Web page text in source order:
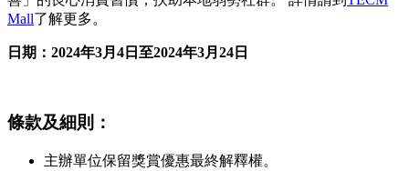
Mall了解更多。
日期：2024年3月4日至2024年3月24日
條款及細則：
主辦單位保留獎賞優惠最終解釋權。